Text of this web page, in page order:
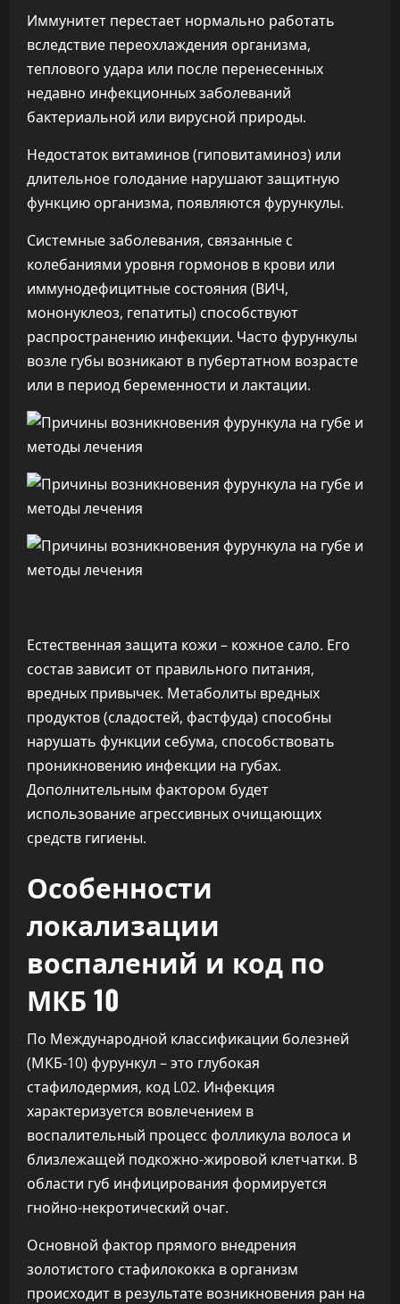
Иммунитет перестает нормально работать
вследствие переохлаждения организма,
теплового удара или после перенесенных
недавно инфекционных заболеваний
бактериальной или вирусной природы.
Недостаток витаминов (гиповитаминоз) или
длительное голодание нарушают защитную
функцию организма, появляются фурункулы.
Системные заболевания, связанные с
колебаниями уровня гормонов в крови или
иммунодефицитные состояния (ВИЧ,
мононуклеоз, гепатиты) способствуют
распространению инфекции. Часто фурункулы
возле губы возникают в пубертатном возрасте
или в период беременности и лактации.
Естественная защита кожи – кожное сало. Его
состав зависит от правильного питания,
вредных привычек. Метаболиты вредных
продуктов (сладостей, фастфуда) способны
нарушать функции себума, способствовать
проникновению инфекции на губах.
Дополнительным фактором будет
использование агрессивных очищающих
средств гигиены.
Особенности
локализации
воспалений и код по
МКБ 10
По Международной классификации болезней
(МКБ-10) фурункул – это глубокая
стафилодермия, код L02. Инфекция
характеризуется вовлечением в
воспалительный процесс фолликула волоса и
близлежащей подкожно-жировой клетчатки. В
области губ инфицирования формируется
гнойно-некротический очаг.
Основной фактор прямого внедрения
золотистого стафилококка в организм
происходит в результате возникновения ран на